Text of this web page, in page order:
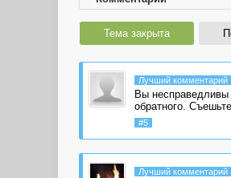
Тема закрыта
Лучший комментарий
Вы несправедливы
обратного.
#5
Лучший комментарий